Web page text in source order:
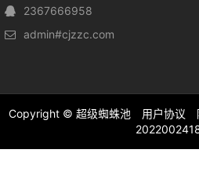
2367666958
admin#cjzzc.com
Copyright © 超级蜘蛛池 用户协议